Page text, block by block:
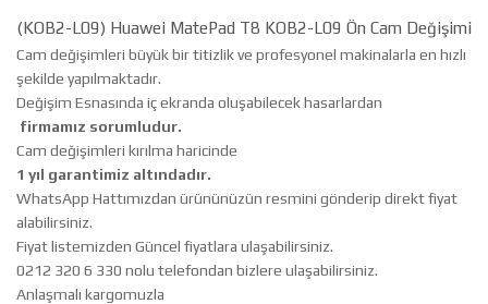
(KOB2-L09) Huawei MatePad T8 KOB2-L09 Ön Cam Değişimi
Cam değişimleri büyük bir titizlik ve profesyonel makinalarla en hızlı
şekilde yapılmaktadır.
Değişim Esnasında iç ekranda oluşabilecek hasarlardan
firmamız sorumludur.
Cam değişimleri kırılma haricinde
1 yıl garantimiz altındadır.
WhatsApp Hattımızdan ürününüzün resmini gönderip direkt fiyat
alabilirsiniz.
Fiyat listemizden Güncel fiyatlara ulaşabilirsiniz.
0212 320 6 330 nolu telefondan bizlere ulaşabilirsiniz.
Anlaşmalı kargomuzla